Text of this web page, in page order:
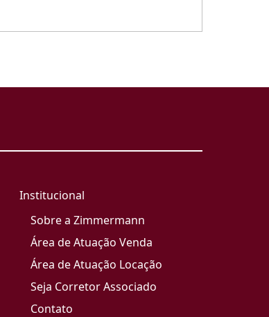
Institucional
Sobre a Zimmermann
Área de Atuação Venda
Área de Atuação Locação
Seja Corretor Associado
Contato